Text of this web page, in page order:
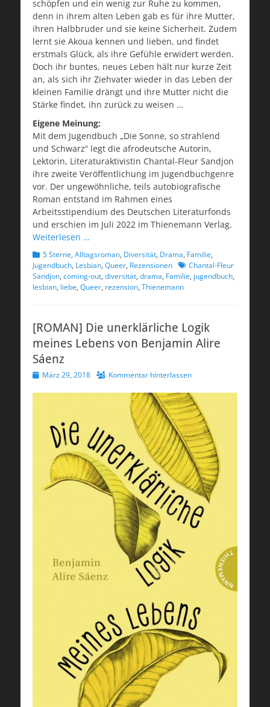
schöpfen und ein wenig zur Ruhe zu kommen,
denn in ihrem alten Leben gab es für ihre Mutter,
ihren Halbbruder und sie keine Sicherheit. Zudem
lernt sie Akoua kennen und lieben, und findet
erstmals Glück, als ihre Gefühle erwidert werden.
Doch ihr buntes, neues Leben hält nur kurze Zeit
an, als sich ihr Ziehvater wieder in das Leben der
kleinen Familie drängt und ihre Mutter nicht die
Stärke findet, ihn zurück zu weisen …
Eigene Meinung:
Mit dem Jugendbuch „Die Sonne, so strahlend
und Schwarz“ legt die afrodeutsche Autorin,
Lektorin, Literaturaktivistin Chantal-Fleur Sandjon
ihre zweite Veröffentlichung im Jugendbuchgenre
vor. Der ungewöhnliche, teils autobiografische
Roman entstand im Rahmen eines
Arbeitsstipendium des Deutschen Literaturfonds
und erschien im Juli 2022 im Thienemann Verlag.
Weiterlesen …
Kategorien
5 Sterne, Alltagsroman, Diversität, Drama, Familie,
Jugendbuch, Lesbian, Queer, Rezensionen Schlagworte
Chantal-Fleur
Sandjon, coming-out, diversität, drama, Familie, jugendbuch,
lesbian, liebe, Queer, rezension, Thienemann
[ROMAN] Die unerklärliche Logik
meines Lebens von Benjamin Alire
Sáenz
Veröffentlicht
März 29, 2018 Kommentar hinterlassen